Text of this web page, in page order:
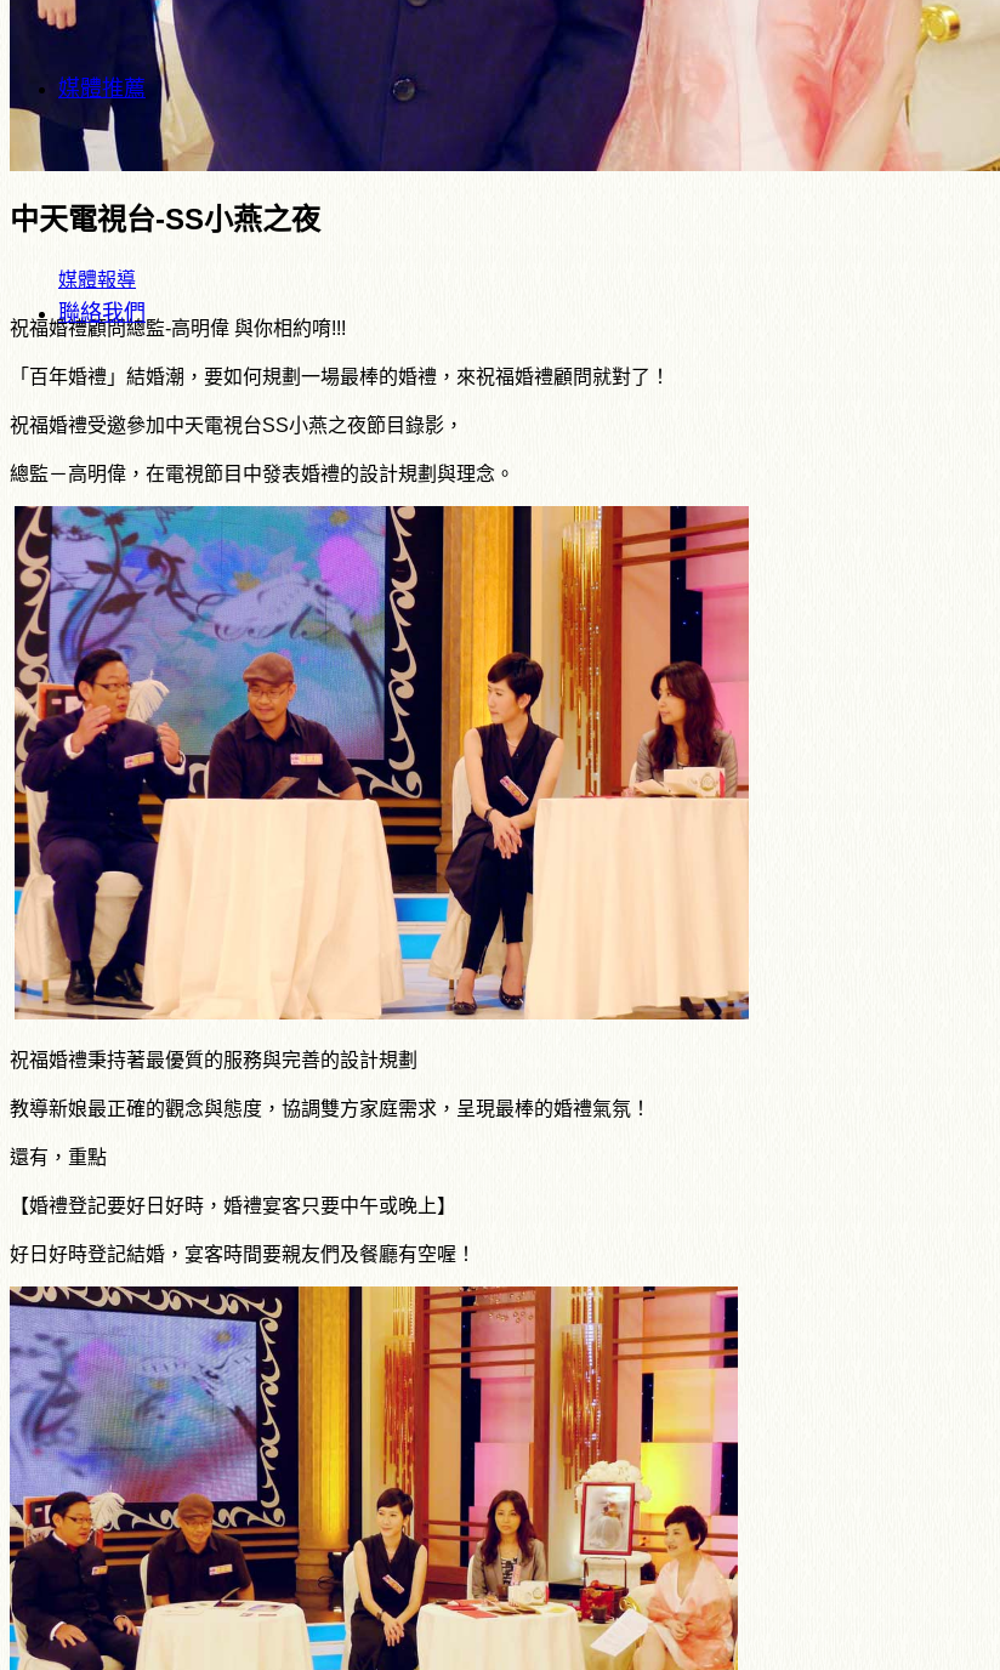
媒體推薦
聯絡我們
中天電視台-SS小燕之夜
媒體報導
祝福婚禮顧問總監-高明偉 與你相約唷!!!
「百年婚禮」結婚潮，要如何規劃一場最棒的婚禮，來祝福婚禮顧問就對了！
祝福婚禮受邀參加中天電視台SS小燕之夜節目錄影，
總監－高明偉，在電視節目中發表婚禮的設計規劃與理念。
祝福婚禮秉持著最優質的服務與完善的設計規劃
教導新娘最正確的觀念與態度，協調雙方家庭需求，呈現最棒的婚禮氣氛！
還有，重點
【婚禮登記要好日好時，婚禮宴客只要中午或晚上】
好日好時登記結婚，宴客時間要親友們及餐廳有空喔！